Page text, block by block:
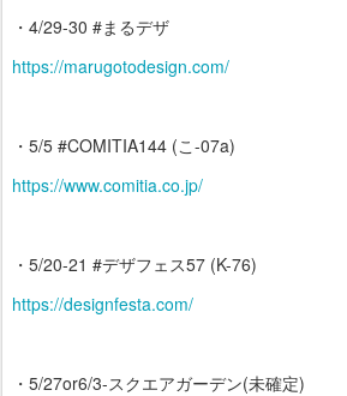
・4/29-30 #まるデザ
https://marugotodesign.com/
・5/5 #COMITIA144 (こ-07a)
https://www.comitia.co.jp/
・5/20-21 #デザフェス57 (K-76)
https://designfesta.com/
・5/27or6/3-スクエアガーデン(未確定)